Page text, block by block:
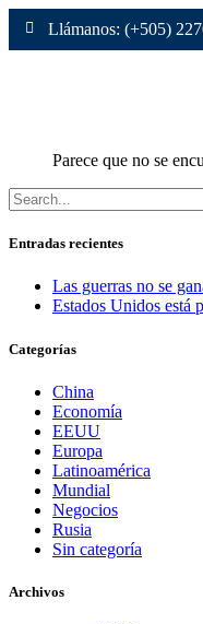
Llámanos: (+505)
Parece que no se
Entradas recientes
Las guerras no se
Estados Unidos está
Categorías
China
Economía
EEUU
Europa
Latinoamérica
Mundial
Negocios
Rusia
Sin categoría
Archivos